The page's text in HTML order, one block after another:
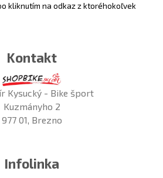
kliknutím na odkaz z ktoréhokoľvek
Kontakt
Kysucký - Bike šport
Kuzmányho 2
977 01, Brezno
Infolinka